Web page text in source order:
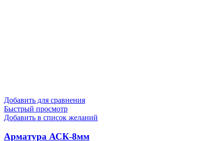
Добавить для сравнения
Быстрый просмотр
Добавить в список желаний
Арматура АСК-8мм